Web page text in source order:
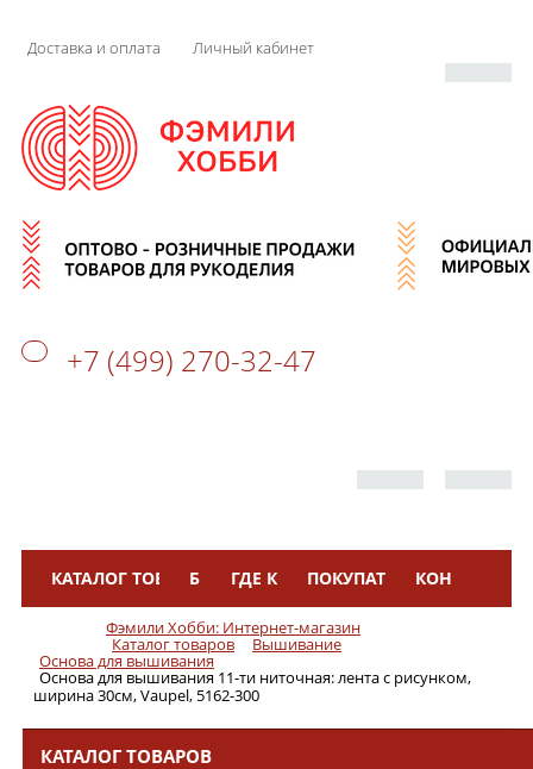
Доставка и оплата Личный кабинет
+7 (499) 270-32-47
КАТАЛОГ ТОВАРОВБРЕНДЫГДЕ КУПИТЬПОКУПАТЕЛЯМКОНТАКТЫ
Фэмили Хобби: Интернет-магазин
Каталог товаров Вышивание
Основа для вышивания
Основа для вышивания 11-ти ниточная: лента с рисунком,
ширина 30см, Vaupel, 5162-300
КАТАЛОГ ТОВАРОВ